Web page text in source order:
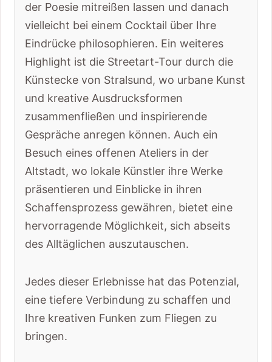
der Poesie mitreißen lassen und danach
vielleicht bei einem Cocktail über Ihre
Eindrücke philosophieren. Ein weiteres
Highlight ist die Streetart-Tour durch die
Künstecke von Stralsund, wo urbane Kunst
und kreative Ausdrucksformen
zusammenfließen und inspirierende
Gespräche anregen können. Auch ein
Besuch eines offenen Ateliers in der
Altstadt, wo lokale Künstler ihre Werke
präsentieren und Einblicke in ihren
Schaffensprozess gewähren, bietet eine
hervorragende Möglichkeit, sich abseits
des Alltäglichen auszutauschen.
Jedes dieser Erlebnisse hat das Potenzial,
eine tiefere Verbindung zu schaffen und
Ihre kreativen Funken zum Fliegen zu
bringen.